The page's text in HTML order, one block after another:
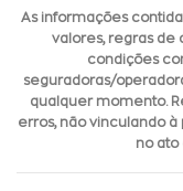
As informações
valores, regras
condições
seguradoras/
qualquer momento.
erros, não vinculando
no ato